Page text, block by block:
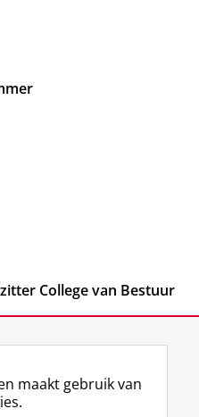
College van Bestuur
maakt gebruik van